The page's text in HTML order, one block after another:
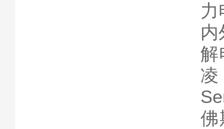
解
佛